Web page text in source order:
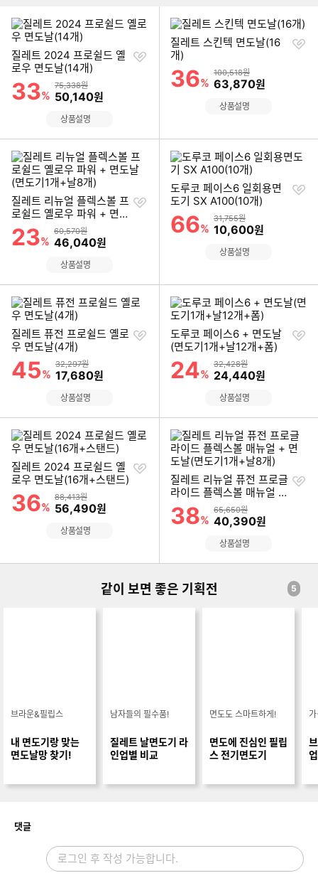
질레트 2024 프로쉴드 옐
로우 면도날(14개)
할인률
33%
상품금액
75,338원
할인금액
50,140원
찜
상품설명
질레트 스킨텍 면도날(16
개)
할인률
36%
상품금액
100,518원
할인금액
63,870원
찜
상품설명
질레트 리뉴얼 플렉스볼 프
로쉴드 옐로우 파워 + 면도
날(면도기1개+날8개)
할인률
23%
상품금액
60,570원
할인금액
46,040원
찜
상품설명
도루코 페이스6 일회용면
도기 SX A100(10개)
할인률
66%
상품금액
31,755원
할인금액
10,600원
찜
상품설명
질레트 퓨전 프로쉴드 옐로
우 면도날(4개)
할인률
45%
상품금액
32,297원
할인금액
17,680원
찜
상품설명
도루코 페이스6 + 면도날
(면도기1개+날12개+폼)
할인률
24%
상품금액
32,428원
할인금액
24,440원
찜
상품설명
질레트 2024 프로쉴드 옐
로우 면도날(16개+스탠드)
할인률
36%
상품금액
88,413원
할인금액
56,490원
찜
상품설명
질레트 리뉴얼 퓨전 프로글
라이드 플렉스볼 매뉴얼 +
면도날(면도기1개+날8개)
할인률
38%
상품금액
65,650원
할인금액
40,390원
찜
상품설명
같이 보면 좋은 기획전 5
댓글개